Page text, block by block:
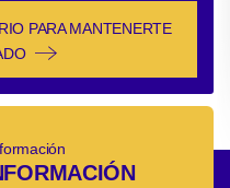
PARA MANTENERTE